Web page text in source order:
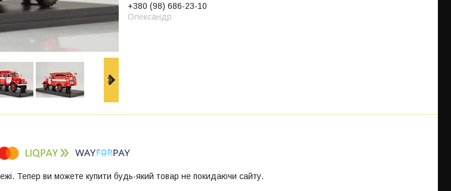
+380 (98) 686-23-10
Олександр
Тепер ви можете купити будь-який товар не покидаючи сайту.